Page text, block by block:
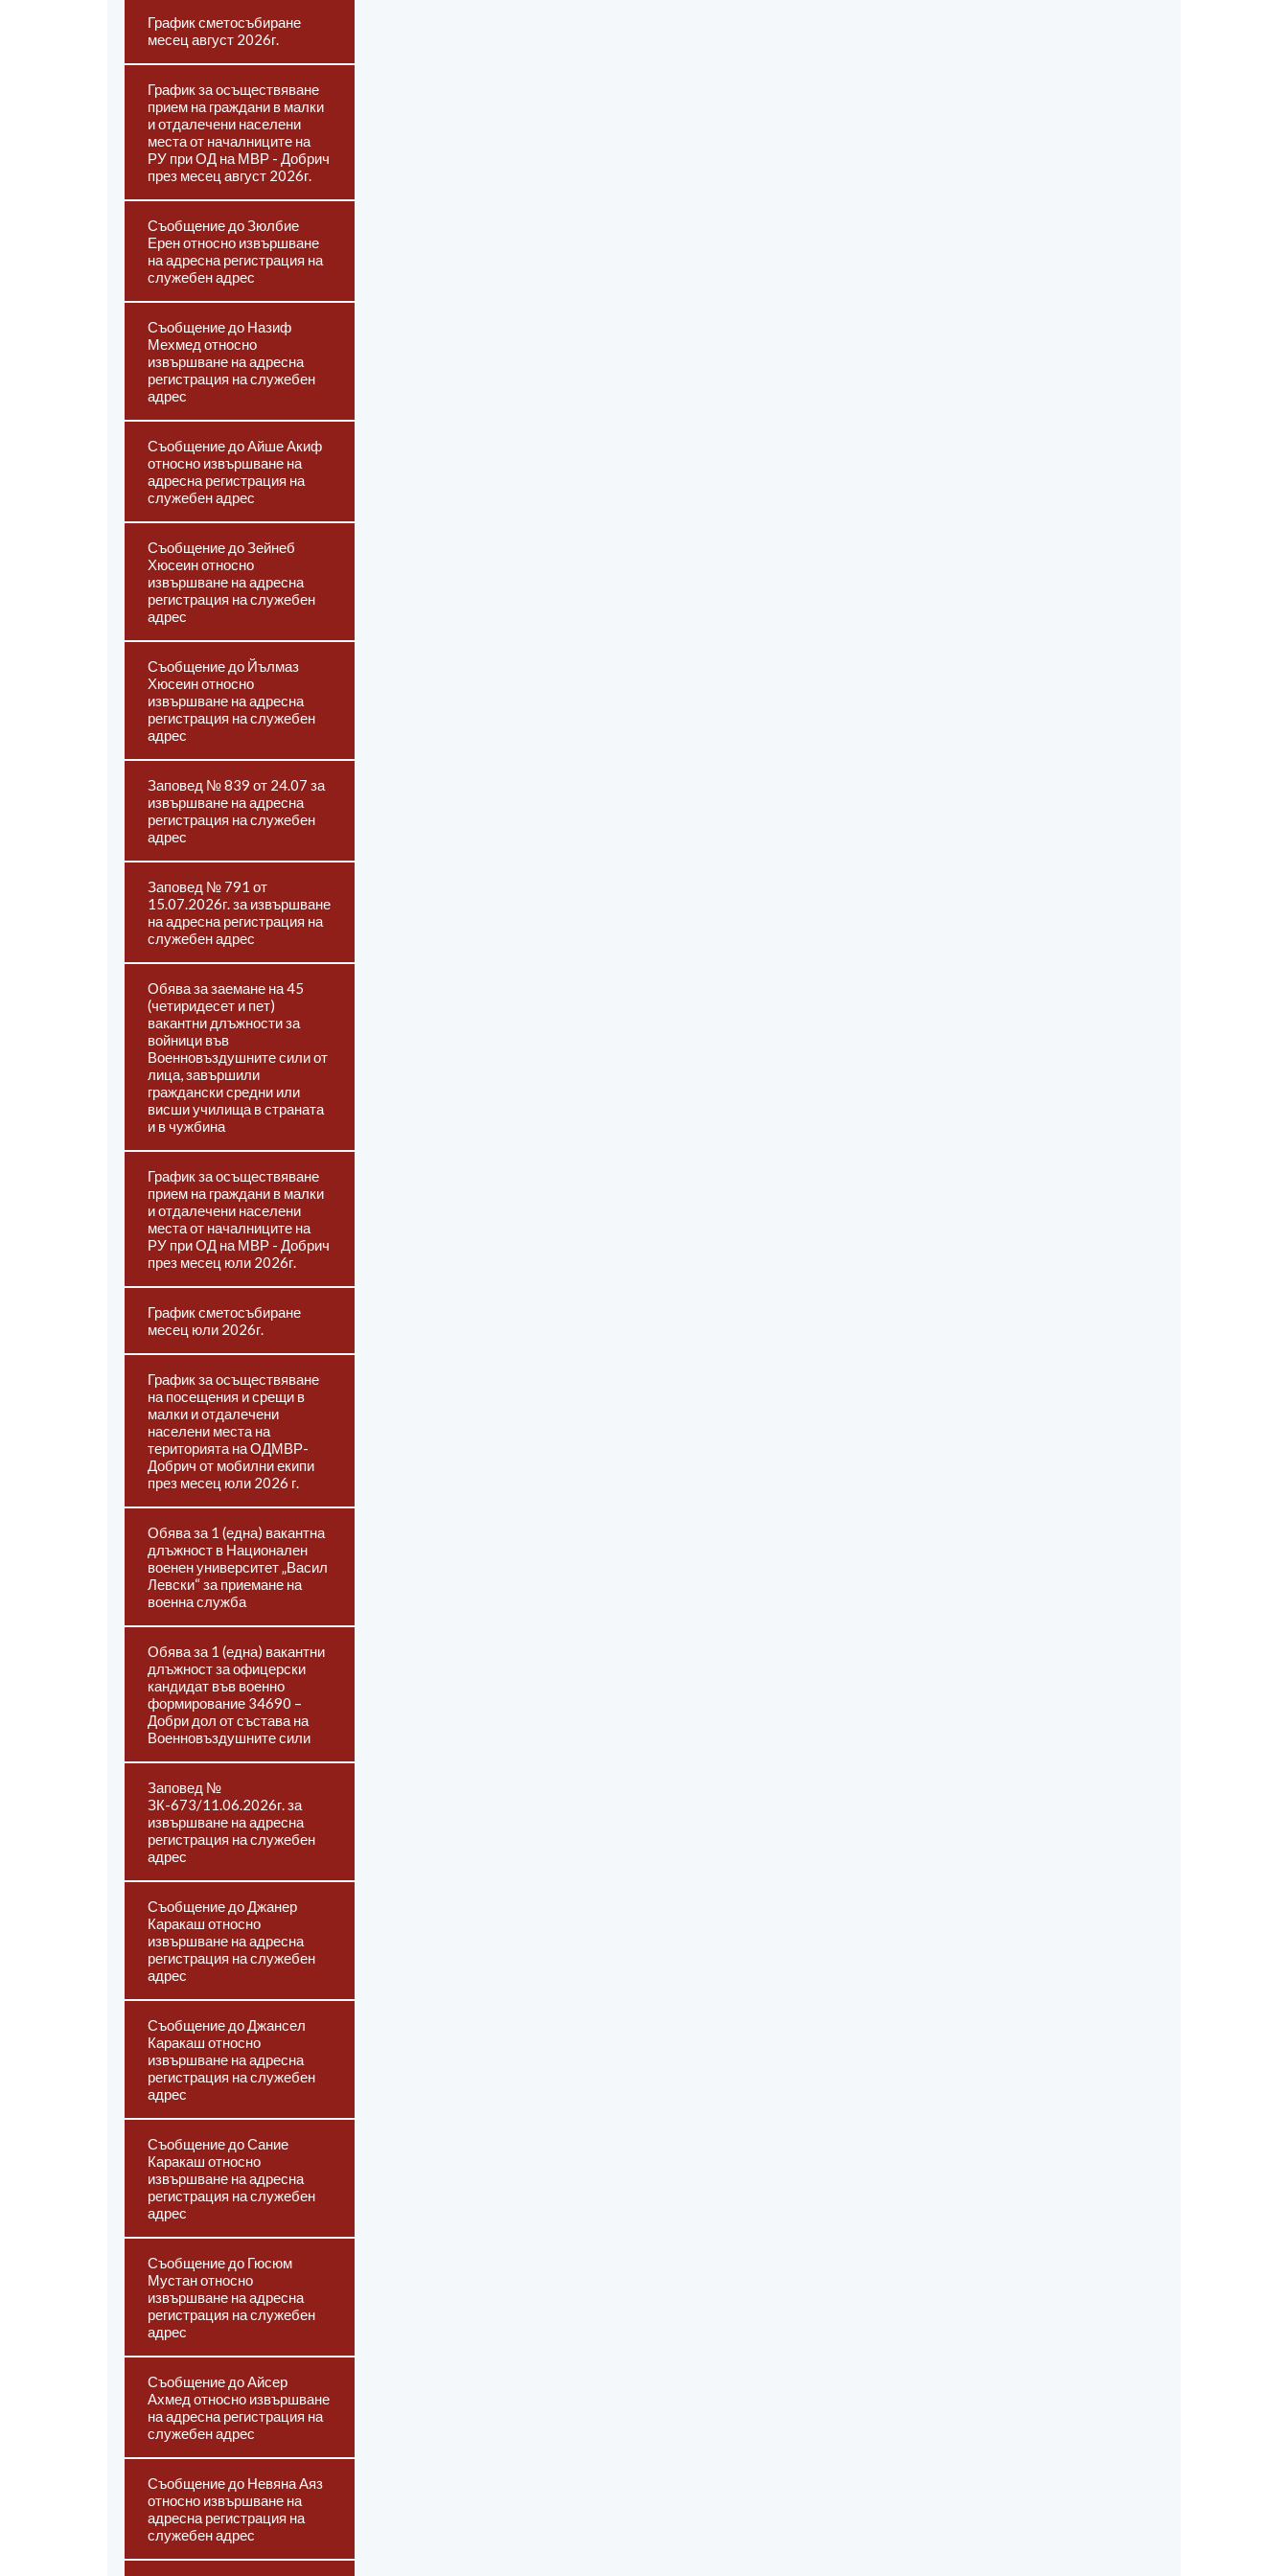
График сметосъбиране
месец август 2026г.
График за осъществяване
прием на граждани в малки
и отдалечени населени
места от началниците на
РУ при ОД на МВР - Добрич
през месец август 2026г.
Съобщение до Зюлбие
Ерен относно извършване
на адресна регистрация на
служебен адрес
Съобщение до Назиф
Мехмед относно
извършване на адресна
регистрация на служебен
адрес
Съобщение до Айше Акиф
относно извършване на
адресна регистрация на
служебен адрес
Съобщение до Зейнеб
Хюсеин относно
извършване на адресна
регистрация на служебен
адрес
Съобщение до Йълмаз
Хюсеин относно
извършване на адресна
регистрация на служебен
адрес
Заповед № 839 от 24.07 за
извършване на адресна
регистрация на служебен
адрес
Заповед № 791 от
15.07.2026г. за извършване
на адресна регистрация на
служебен адрес
Обява за заемане на 45
(четиридесет и пет)
вакантни длъжности за
войници във
Военновъздушните сили от
лица, завършили
граждански средни или
висши училища в страната
и в чужбина
График за осъществяване
прием на граждани в малки
и отдалечени населени
места от началниците на
РУ при ОД на МВР - Добрич
през месец юли 2026г.
График сметосъбиране
месец юли 2026г.
График за осъществяване
на посещения и срещи в
малки и отдалечени
населени места на
територията на ОДМВР-
Добрич от мобилни екипи
през месец юли 2026 г.
Обява за 1 (една) вакантна
длъжност в Национален
военен университет „Васил
Левски“ за приемане на
военна служба
Обява за 1 (една) вакантни
длъжност за офицерски
кандидат във военно
формирование 34690 –
Добри дол от състава на
Военновъздушните сили
Заповед №
ЗК-673/11.06.2026г. за
извършване на адресна
регистрация на служебен
адрес
Съобщение до Джанер
Каракаш относно
извършване на адресна
регистрация на служебен
адрес
Съобщение до Джансел
Каракаш относно
извършване на адресна
регистрация на служебен
адрес
Съобщение до Сание
Каракаш относно
извършване на адресна
регистрация на служебен
адрес
Съобщение до Гюсюм
Мустан относно
извършване на адресна
регистрация на служебен
адрес
Съобщение до Айсер
Ахмед относно извършване
на адресна регистрация на
служебен адрес
Съобщение до Невяна Аяз
относно извършване на
адресна регистрация на
служебен адрес